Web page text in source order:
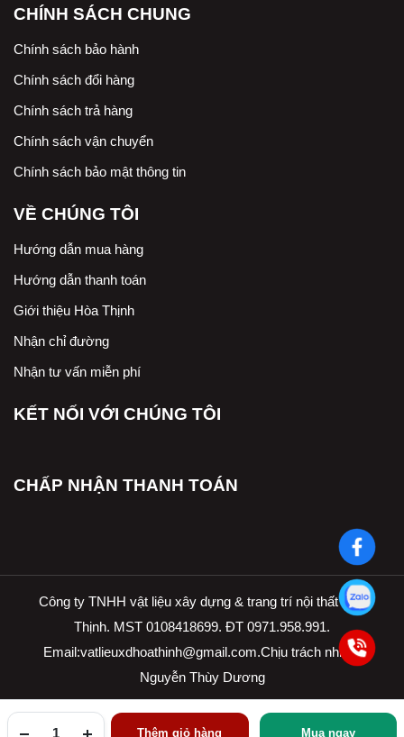
Thêm giỏ hàng Mua ngay
CHÍNH SÁCH CHUNG
Chính sách bảo hành
Chính sách đổi hàng
Chính sách trả hàng
Chính sách vận chuyển
Chính sách bảo mật thông tin
VỀ CHÚNG TÔI
Hướng dẫn mua hàng
Hướng dẫn thanh toán
Giới thiệu Hòa Thịnh
Nhận chỉ đường
Nhận tư vấn miễn phí
KẾT NỐI VỚI CHÚNG TÔI
CHẤP NHẬN THANH TOÁN
Công ty TNHH vật liệu xây dựng & trang trí nội thất Hòa
Thịnh. MST 0108418699. ĐT 0971.958.991.
Email:vatlieuxdhoathinh@gmail.com.Chịu trách nhiệm
Nguyễn Thùy Dương